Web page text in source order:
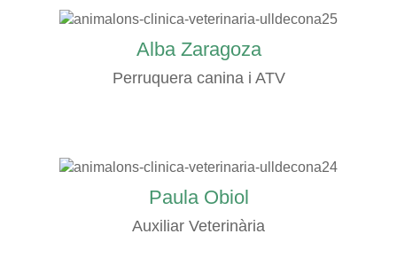
Alba Zaragoza
Perruquera canina i ATV
Paula Obiol
Auxiliar Veterinària